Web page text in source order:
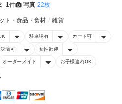
1件 写真 22枚
ト・食品・食材 雑貨
駐車場有 カード可
済可 女性歓迎
オーダーメイド お子様連れOK